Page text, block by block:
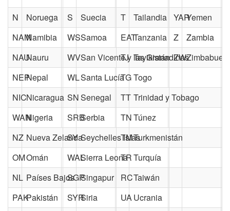
N Noruega S Suecia T Tailandia YARYemen
NAMNamibia WSSamoa EATTanzania Z
Zambia
NAUNauru WVSan Vicente y las Granadinas
TJ TayikistánZWZimbabue
NEPNepal WLSanta LucíaTGTogo
NICNicaragua SNSenegal TT Trinidad y Tobago
WANNigeria SRBSerbia TNTúnez
NZ Nueva Zelanda
SY Seychelles Islas
TMTurkmenistán
OMOmán WALSierra Leona
TRTurquía
NL Países BajosSGPSingapur RCTaiwán
PAKPakistán SYRSiria UAUcrania